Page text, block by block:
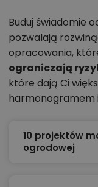
Buduj świadomie
pozwalają
opracowania,
ograniczają
które dają Ci
harmonogramem
10 projektów
ogrodowej